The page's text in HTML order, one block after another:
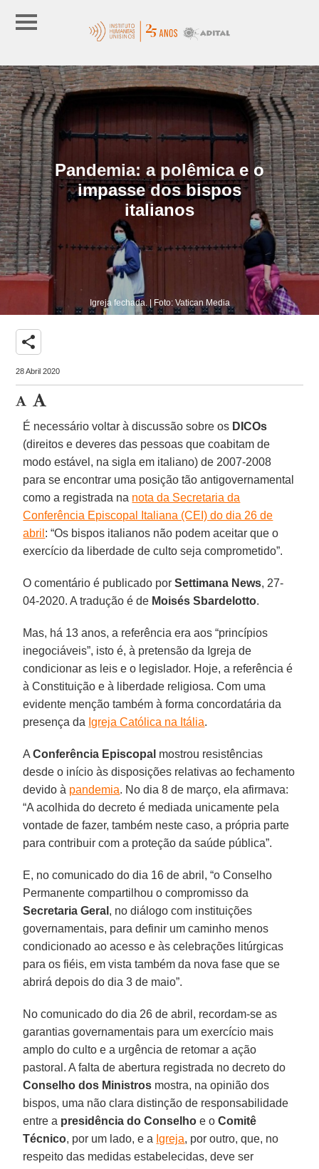
Pandemia: a polêmica e o
impasse dos bispos
italianos
Igreja fechada. | Foto: Vatican Media
share
28 Abril 2020
É necessário voltar à discussão sobre os DICOs
(direitos e deveres das pessoas que coabitam de
modo estável, na sigla em italiano) de 2007-2008
para se encontrar uma posição tão antigovernamental
como a registrada na nota da Secretaria da
Conferência Episcopal Italiana (CEI) do dia 26 de
abril : “Os bispos italianos não podem aceitar que o
exercício da liberdade de culto seja comprometido”.
O comentário é publicado por Settimana News, 27-
04-2020. A tradução é de Moisés Sbardelotto.
Mas, há 13 anos, a referência era aos “princípios
inegociáveis”, isto é, à pretensão da Igreja de
condicionar as leis e o legislador. Hoje, a referência é
à Constituição e à liberdade religiosa. Com uma
evidente menção também à forma concordatária da
presença da Igreja Católica na Itália.
AConferência Episcopal mostrou resistências
desde o início às disposições relativas ao fechamento
devido à pandemia. No dia 8 de março, ela afirmava:
“A acolhida do decreto é mediada unicamente pela
vontade de fazer, também neste caso, a própria parte
para contribuir com a proteção da saúde pública”.
E, no comunicado do dia 16 de abril, “o Conselho
Permanente compartilhou o compromisso da
Secretaria Geral , no diálogo com instituições
governamentais, para definir um caminho menos
condicionado ao acesso e às celebrações litúrgicas
para os fiéis, em vista também da nova fase que se
abrirá depois do dia 3 de maio”.
No comunicado do dia 26 de abril, recordam-se as
garantias governamentais para um exercício mais
amplo do culto e a urgência de retomar a ação
pastoral. A falta de abertura registrada no decreto do
Conselho dos Ministros mostra, na opinião dos
bispos, uma não clara distinção de responsabilidade
entre a presidência do Conselho e oComitê
Técnico, por um lado, e a Igreja, por outro, que, no
respeito das medidas estabelecidas, deve ser